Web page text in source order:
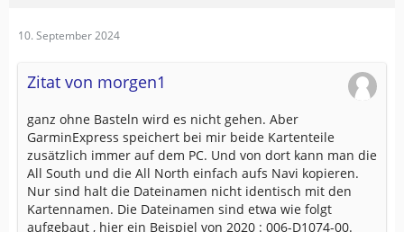
10. September 2024
Zitat von morgen1
ganz ohne Basteln wird es nicht gehen. Aber
GarminExpress speichert bei mir beide Kartenteile
zusätzlich immer auf dem PC. Und von dort kann man die
All South und die All North einfach aufs Navi kopieren.
Nur sind halt die Dateinamen nicht identisch mit den
Kartennamen. Die Dateinamen sind etwa wie folgt
aufgebaut , hier ein Beispiel von 2020 : 006-D1074-00.